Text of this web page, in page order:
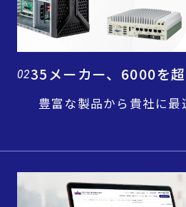
0235メーカー、6000を
豊富な製品から貴社に